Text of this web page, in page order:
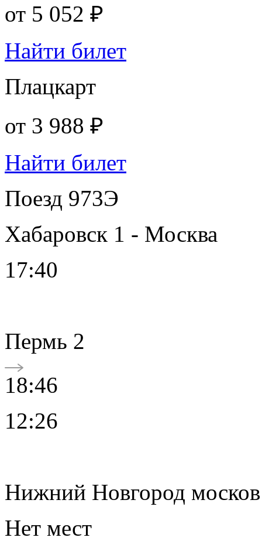
от 5 052 ₽
Найти билет
Плацкарт
от 3 988 ₽
Найти билет
Поезд 973Э
Хабаровск 1 - Москва
17:40
Пермь 2
18:46
12:26
Нижний Новгород москов
Нет мест